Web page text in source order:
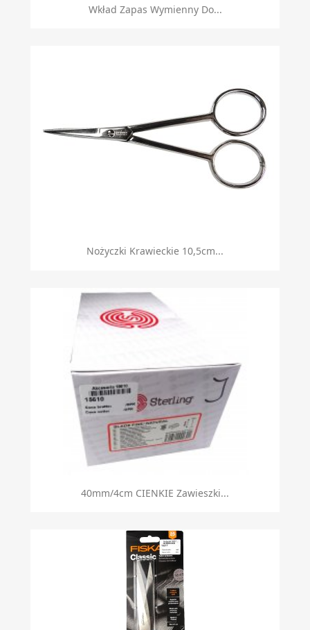
Wkład Zapas Wymienny Do...
Nożyczki Krawieckie 10,5cm...
40mm/4cm CIENKIE Zawieszki...